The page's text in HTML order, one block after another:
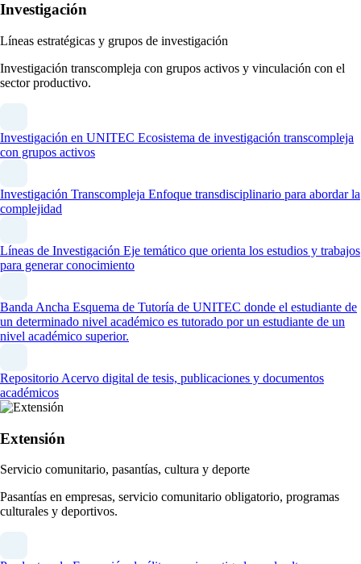
Investigación
Líneas estratégicas y grupos de investigación
Investigación transcompleja con grupos activos y vinculación con el
sector productivo.
Investigación en UNITEC Ecosistema de investigación transcompleja
con grupos activos
Investigación Transcompleja Enfoque transdisciplinario para abordar la
complejidad
Líneas de Investigación Eje temático que orienta los estudios y trabajos
para generar conocimiento
Banda Ancha Esquema de Tutoría de UNITEC donde el estudiante de
un determinado nivel académico es tutorado por un estudiante de un
nivel académico superior.
Repositorio Acervo digital de tesis, publicaciones y documentos
académicos
Extensión
Servicio comunitario, pasantías, cultura y deporte
Pasantías en empresas, servicio comunitario obligatorio, programas
culturales y deportivos.